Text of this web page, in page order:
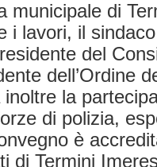
municipale di
i lavori, il
del
dell’Ordine
la
di polizia,
è
di Termini